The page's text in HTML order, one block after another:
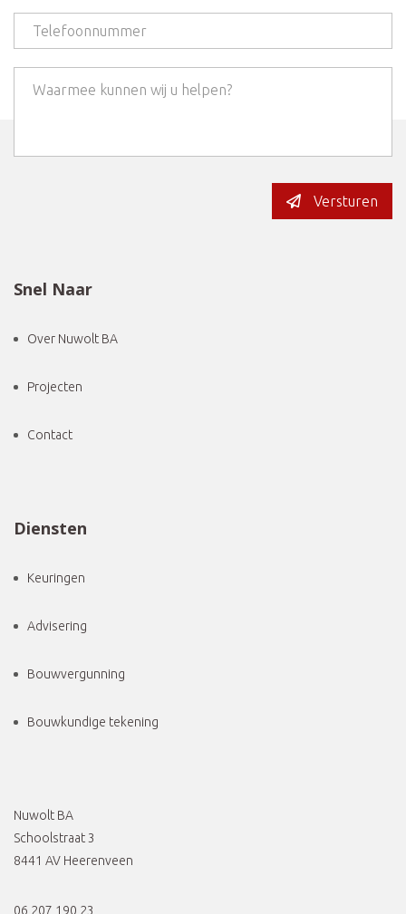
Versturen
Snel Naar
Over Nuwolt BA
Projecten
Contact
Diensten
Keuringen
Advisering
Bouwvergunning
Bouwkundige tekening
Nuwolt BA
Schoolstraat 3
8441 AV Heerenveen
06 207 190 23